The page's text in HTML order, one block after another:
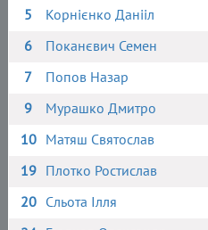
5
Корнієнко Данііл
6
Поканєвич Семен
7
Попов Назар
9
Мурашко Дмитро
10 Матяш Святослав
19 Плотко Ростислав
20 Сльота Ілля